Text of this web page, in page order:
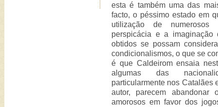
esta é também uma das
facto, o péssimo estado em
utilização de numerosos
perspicácia e a imaginação
obtidos se possam
condicionalismos, o que se
é que Caldeirom ensaia
algumas das
particularmente nos Catalães
autor, parecem
amorosos em favor dos